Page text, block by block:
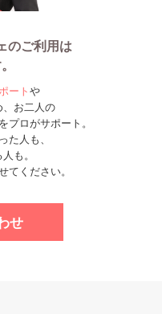
のご利用は
ートや
、お二人の
プロがサポート。
た人も、
も。
てください。
せ